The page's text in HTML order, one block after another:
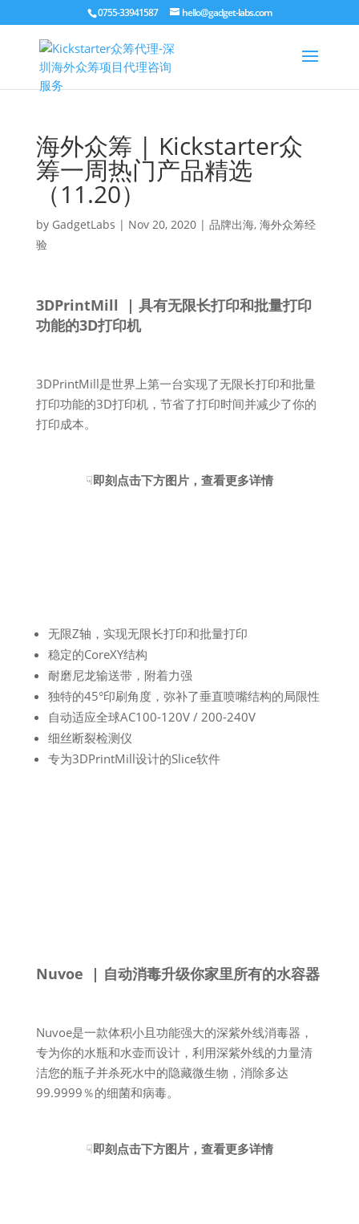
0755-33941587 hello@gadget-labs.com
海外众筹 | Kickstarter众
筹一周热门产品精选
（11.20）
by GadgetLabs | Nov 20, 2020| 品牌出海, 海外众筹经
验
3DPrintMill | 具有无限长打印和批量打印
功能的3D打印机
3DPrintMill是世界上第一台实现了无限长打印和批量
打印功能的3D打印机，节省了打印时间并减少了你的
打印成本。
☟即刻点击下方图片，查看更多详情
无限Z轴，实现无限长打印和批量打印
稳定的CoreXY结构
耐磨尼龙输送带，附着力强
独特的45°印刷角度，弥补了垂直喷嘴结构的局限性
自动适应全球AC100-120V / 200-240V
细丝断裂检测仪
专为3DPrintMill设计的Slice软件
Nuvoe | 自动消毒升级你家里所有的水容器
Nuvoe是一款体积小且功能强大的深紫外线消毒器，
专为你的水瓶和水壶而设计，利用深紫外线的力量清
洁您的瓶子并杀死水中的隐藏微生物，消除多达
99.9999％的细菌和病毒。
☟即刻点击下方图片，查看更多详情